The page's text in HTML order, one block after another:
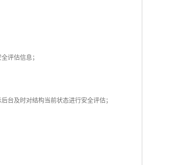
评估信息；
台及时对结构当前状态进行安全评估；